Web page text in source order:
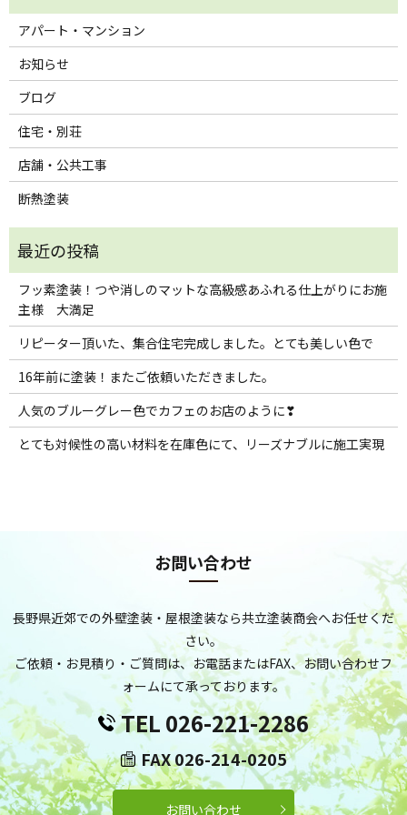
アパート・マンション
お知らせ
ブログ
住宅・別荘
店舗・公共工事
断熱塗装
フッ素塗装！つや消しのマットな高級感あふれる仕上がりにお施
主様 大満足
リピーター頂いた、集合住宅完成しました。とても美しい色で
16年前に塗装！またご依頼いただきました。
人気のブルーグレー色でカフェのお店のように❣
とても対候性の高い材料を在庫色にて、リーズナブルに施工実現
お問い合わせ
長野県近郊での外壁塗装・屋根塗装なら共立塗装商会へお任せくだ
さい。
ご依頼・お見積り・ご質問は、お電話またはFAX、お問い合わせフ
ォームにて承っております。
TEL 026-221-2286
FAX 026-214-0205
お問い合わせ